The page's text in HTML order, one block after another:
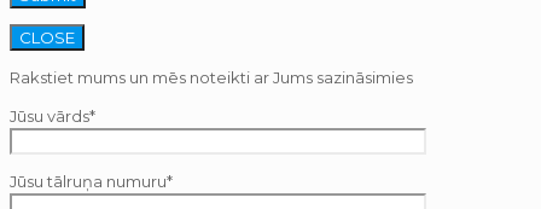
CLOSE
Rakstiet mums un mēs noteikti ar Jums sazināsimies
Jūsu vārds*
Jūsu tālruņa numuru*